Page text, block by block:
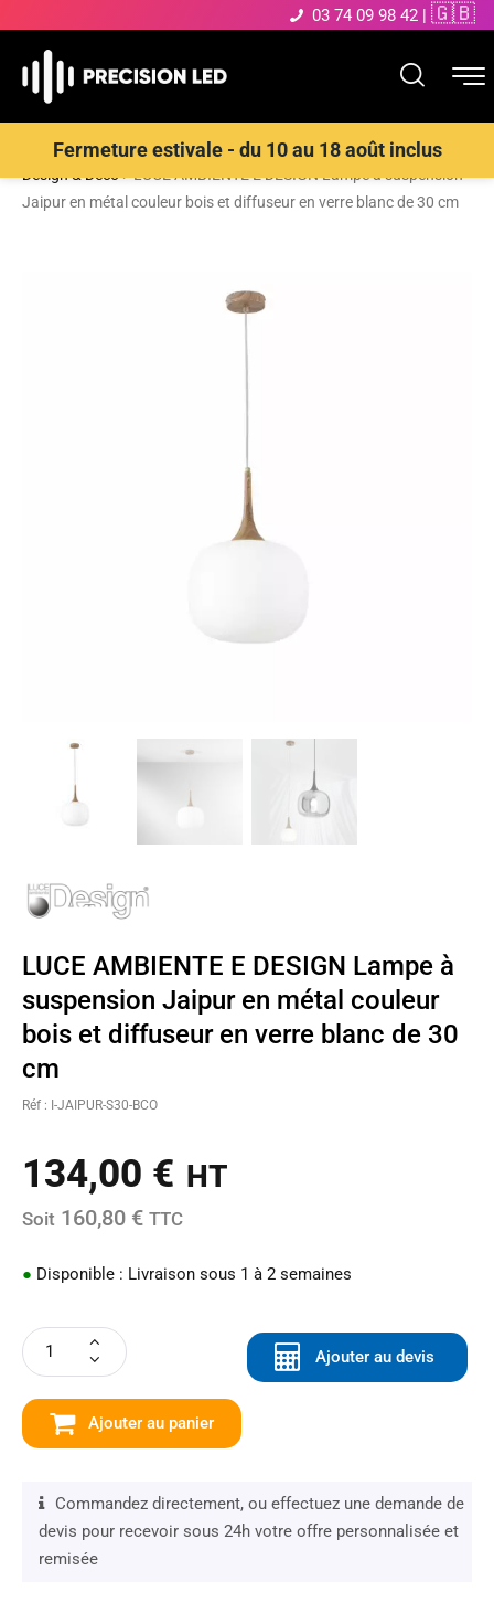
03 74 09 98 42 | 🇬🇧
Fermeture estivale - du 10 au 18 août inclus
Accueil>Boutique>ECLAIRAGE INTERIEUR LED>Suspensions
Design & Déco>LUCE AMBIENTE E DESIGN Lampe à suspension
Jaipur en métal couleur bois et diffuseur en verre blanc de 30 cm
LUCE AMBIENTE E DESIGN Lampe à
suspension Jaipur en métal couleur
bois et diffuseur en verre blanc de 30
cm
Réf : I-JAIPUR-S30-BCO
134,00 € HT
Soit 160,80 € TTC
● Disponible : Livraison sous 1 à 2 semaines
Ajouter au panier
Ajouter au devis
Commandez directement, ou effectuez une demande de
devis pour recevoir sous 24h votre offre personnalisée et
remisée